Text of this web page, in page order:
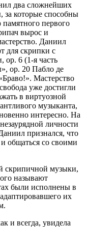
два сложнейших
за которые способны
памятного первого
вырос и
Даниил
для скрипки с
6 (1-я часть
оp. 20 Пабло де
Мастерство
уже достигли
в виртуозной
музыканта,
интересно. На
личности
признался, что
общаться со своими
скрипичной музыки,
называют
были исполнены в
их
и всегда, увидела